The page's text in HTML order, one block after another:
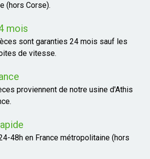
(hors Corse).
mois
sont garanties 24 mois sauf les
de vitesse.
proviennent de notre usine d'Athis
48h en France métropolitaine (hors